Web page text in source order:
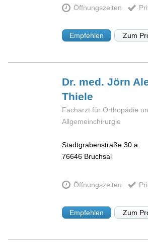
Öffnungszeiten
Empfehlen Zum
Dr. med. Jörn
Thiele
Facharzt für Orthopädie
Allgemeinchirurgie
Stadtgrabenstraße 30 a
76646 Bruchsal
Öffnungszeiten
Empfehlen Zum